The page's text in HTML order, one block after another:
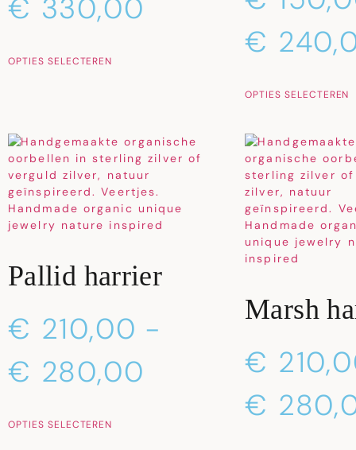
€ 330,00
OPTIES SELECTEREN
€
OPTIES SELECTEREN
Pallid harrier
€ 210,00 -
€ 280,00
OPTIES SELECTEREN
Marsh
€
€